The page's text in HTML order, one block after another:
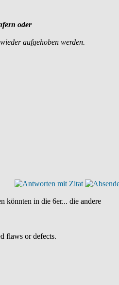
oder
aufgehoben werden.
könnten in die 6er... die andere
flaws or defects.